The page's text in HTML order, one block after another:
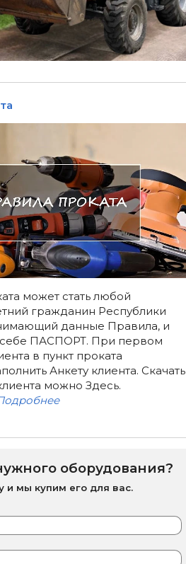
может стать любой
гражданин Республики
данные Правила, и
ПАСПОРТ. При первом
в пункт проката
Анкету клиента. Скачать
можно Здесь.
оборудования?
и мы купим его для вас.